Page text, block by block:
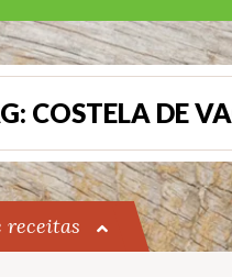
COSTELA DE
receitas